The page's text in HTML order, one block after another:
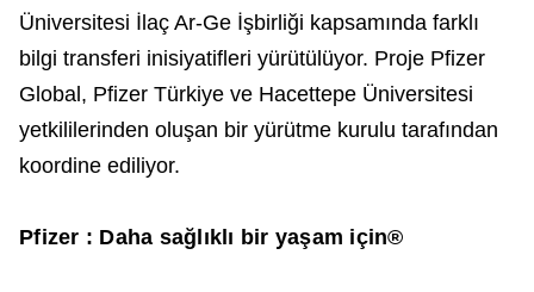
Üniversitesi İlaç Ar-Ge İşbirliği kapsamında farklı
bilgi transferi inisiyatifleri yürütülüyor. Proje Pfizer
Global, Pfizer Türkiye ve Hacettepe Üniversitesi
yetkililerinden oluşan bir yürütme kurulu tarafından
koordine ediliyor.
Pfizer : Daha sağlıklı bir yaşam için®